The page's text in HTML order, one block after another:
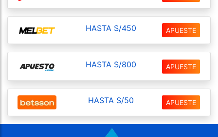
HASTA S/450 APUESTE
HASTA S/800 APUESTE
HASTA S/50 APUESTE